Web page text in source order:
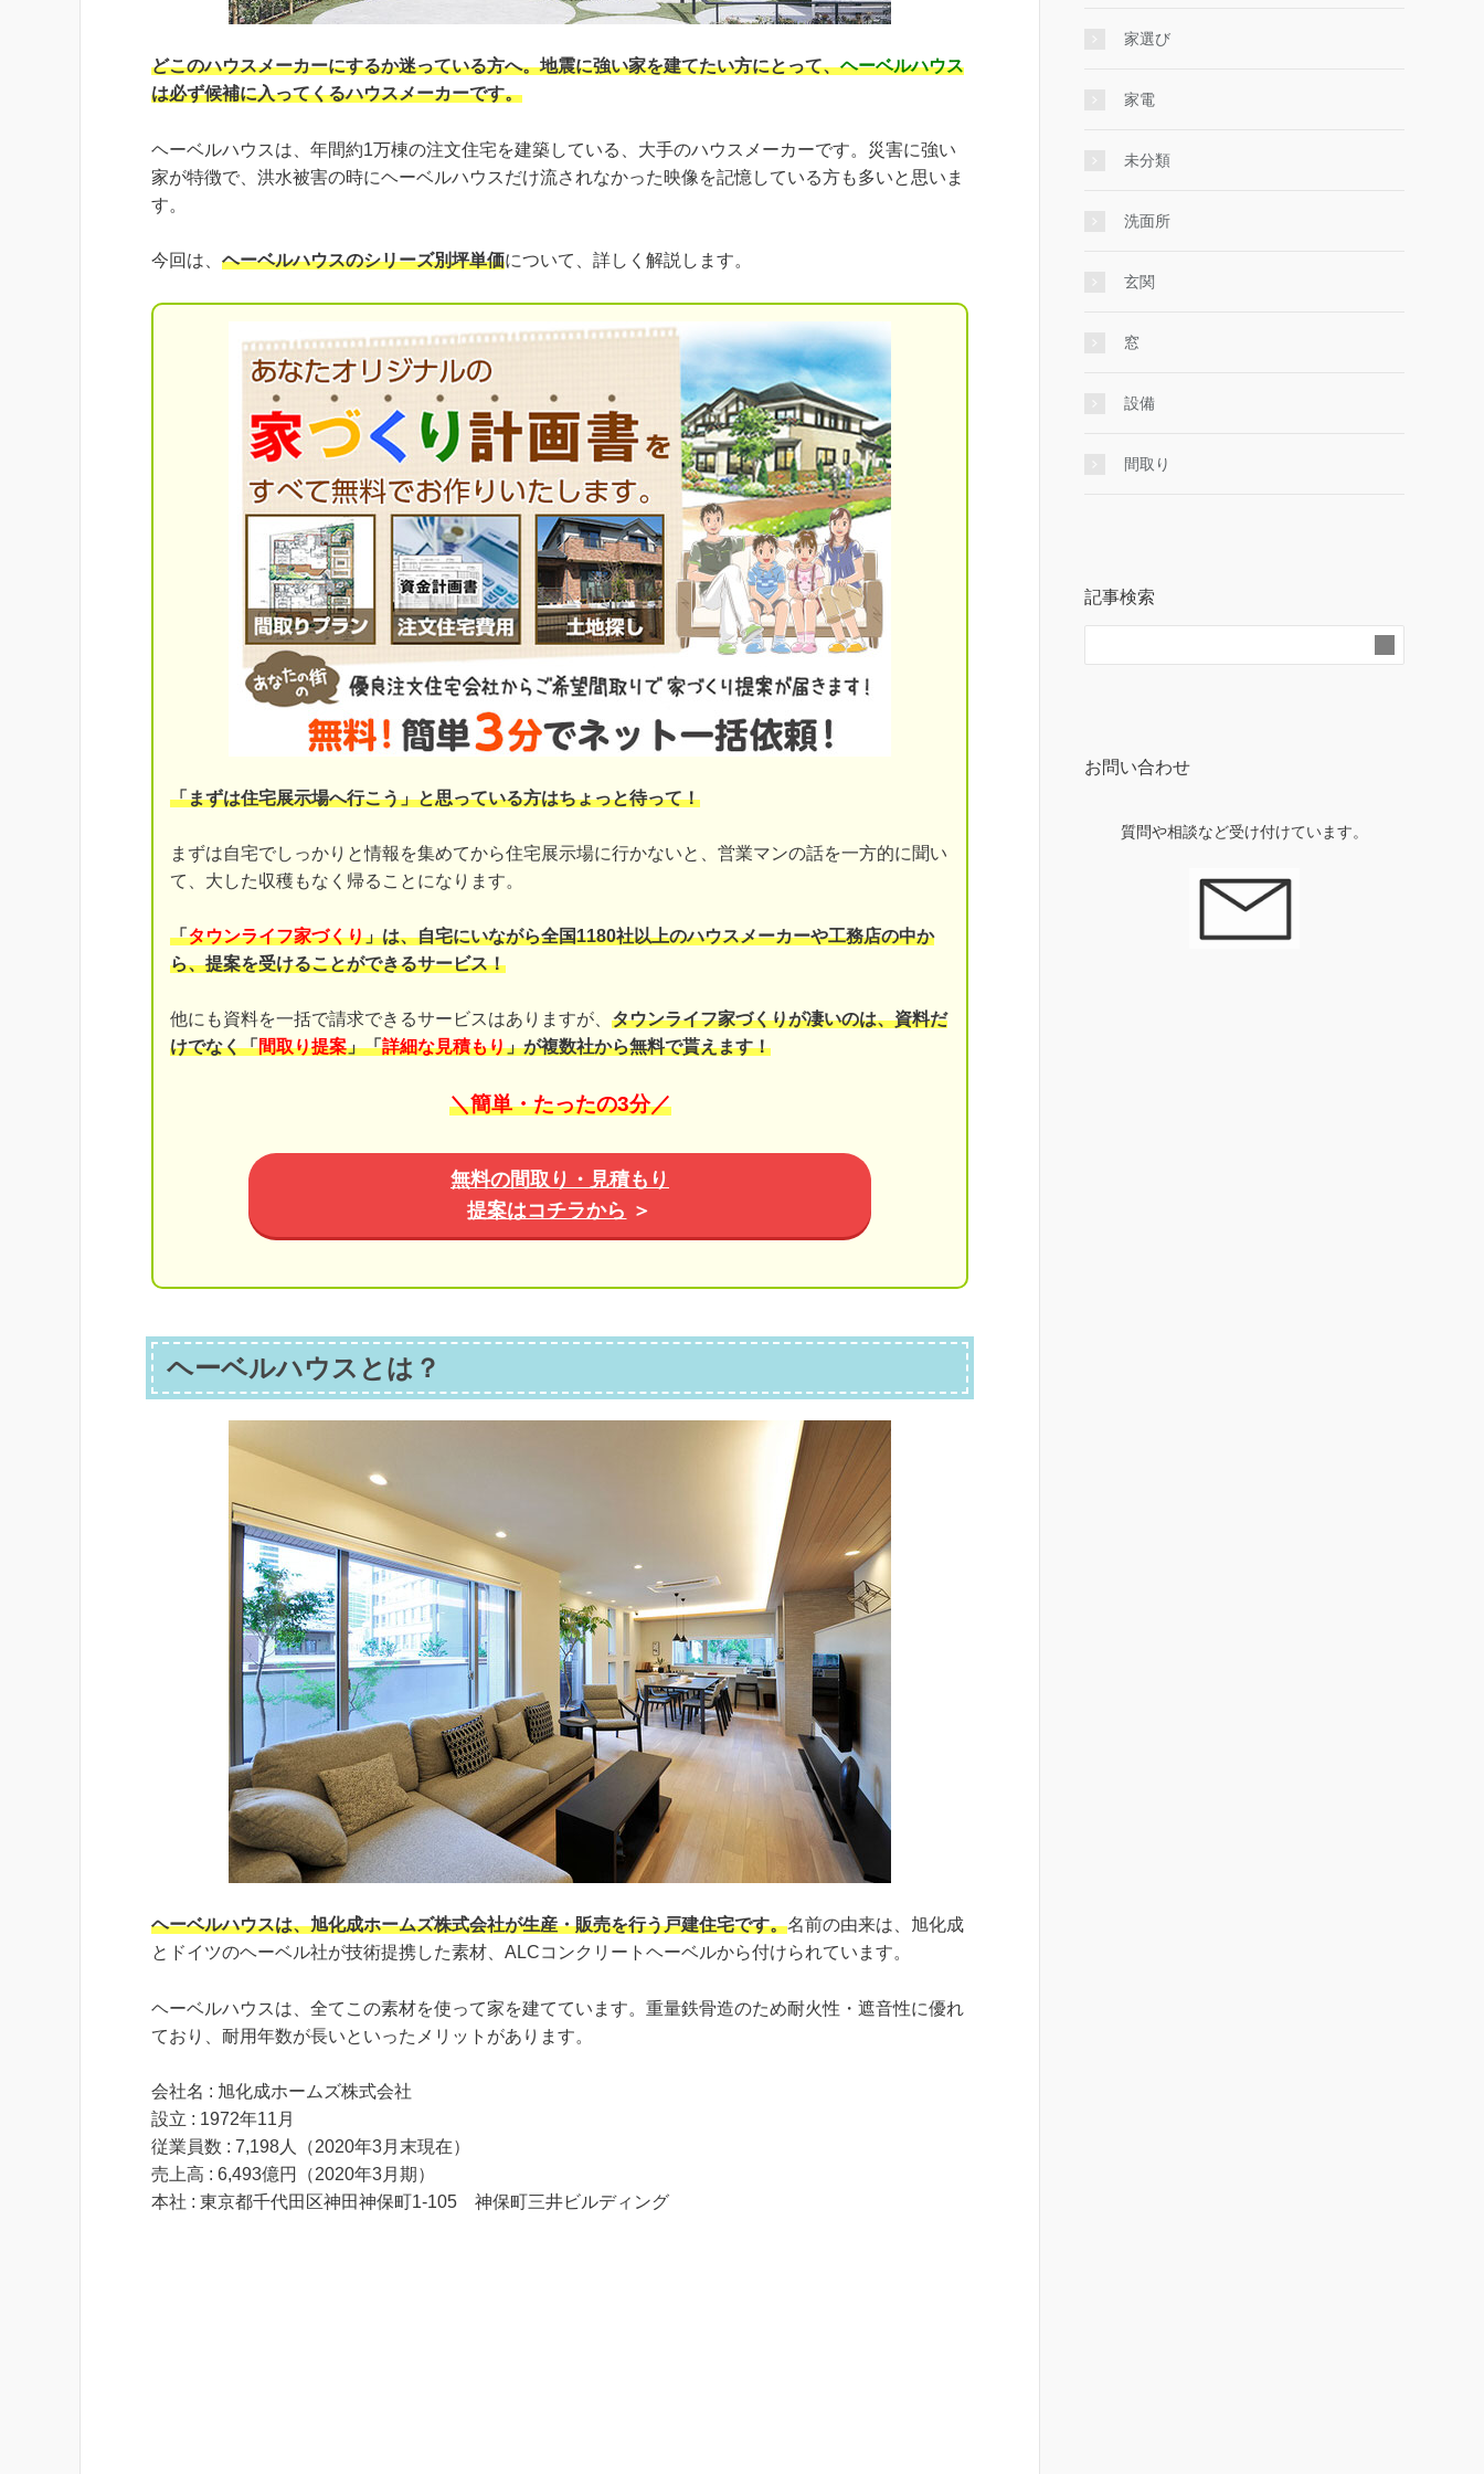
どこのハウスメーカーにするか迷っている方へ。地震に強い家を建てたい方にとって、ヘーベルハウス
は必ず候補に入ってくるハウスメーカーです。
ヘーベルハウスは、年間約1万棟の注文住宅を建築している、大手のハウスメーカーです。災害に強い
家が特徴で、洪水被害の時にヘーベルハウスだけ流されなかった映像を記憶している方も多いと思いま
す。
今回は、 ヘーベルハウスのシリーズ別坪単価について、詳しく解説します。
「まずは住宅展示場へ行こう」と思っている方はちょっと待って！
まずは自宅でしっかりと情報を集めてから住宅展示場に行かないと、営業マンの話を一方的に聞い
て、大した収穫もなく帰ることになります。
「タウンライフ家づくり」は、自宅にいながら全国1180社以上のハウスメーカーや工務店の中か
ら、提案を受けることができるサービス！
他にも資料を一括で請求できるサービスはありますが、 タウンライフ家づくりが凄いのは、資料だ
けでなく「間取り提案」「詳細な見積もり」が複数社から無料で貰えます！
＼簡単・たったの3分／
無料の間取り・見積もり
提案はコチラから ＞
ヘーベルハウスとは？
ヘーベルハウスは、旭化成ホームズ株式会社が生産・販売を行う戸建住宅です。名前の由来は、旭化成
とドイツのヘーベル社が技術提携した素材、ALCコンクリートヘーベルから付けられています。
ヘーベルハウスは、全てこの素材を使って家を建てています。重量鉄骨造のため耐火性・遮音性に優れ
ており、耐用年数が長いといったメリットがあります。
会社名 : 旭化成ホームズ株式会社
設立 : 1972年11月
従業員数 : 7,198人（2020年3月末現在）
売上高 : 6,493億円（2020年3月期）
本社 : 東京都千代田区神田神保町1-105 神保町三井ビルディング
家選び
家電
未分類
洗面所
玄関
窓
設備
間取り
記事検索
お問い合わせ
質問や相談など受け付けています。